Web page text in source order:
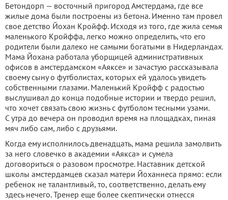
Бетондорп — восточный пригород Амстердама, где все
жилые дома были построены из бетона. Именно там провел
свое детство Йохан Кройфф. Исходя из того, где жила семья
маленького Кройффа, легко можно определить, что его
родители были далеко не самыми богатыми в Нидерландах.
Мама Йохана работала уборщицей административных
офисов в амстердамском «Аяксе» и зачастую рассказывала
своему сыну о футболистах, которых ей удалось увидеть
собственными глазами. Маленький Кройфф с радостью
выслушивал до конца подобные истории и твердо решил,
что хочет связать свою жизнь с футболом тесными узами.
С утра до вечера он проводил время на площадках, пиная
мяч либо сам, либо с друзьями.
Когда ему исполнилось двенадцать, мама решила замолвить
за него словечко в академии «Аякса» и сумела
договориться о разовом просмотре. Наставник детской
школы амстердамцев сказал матери Йоханнеса прямо: если
ребенок не талантливый, то, соответственно, делать ему
здесь нечего. Тренер еще более скептически отнесся